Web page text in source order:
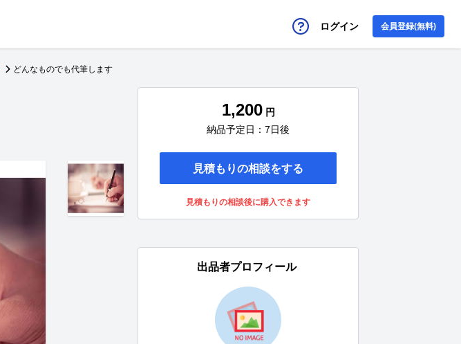
ログイン 会員登録(無料)
どんなものでも代筆します
1,200 円
納品予定日：7日後
見積もりの相談をする
見積もりの相談後に購入できます
出品者プロフィール